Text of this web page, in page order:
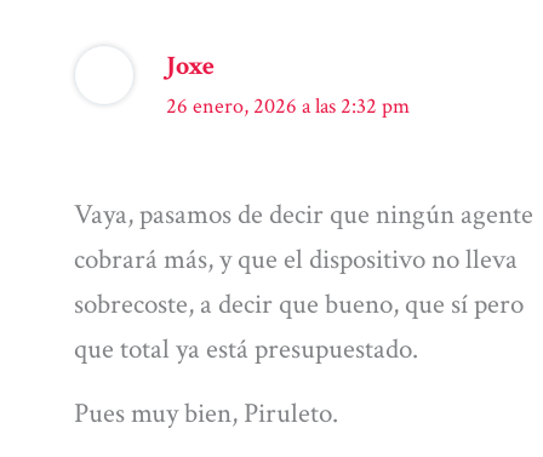
Joxe
26 enero, 2026 a las 2:32 pm
Vaya, pasamos de decir que ningún agente
cobrará más, y que el dispositivo no lleva
sobrecoste, a decir que bueno, que sí pero
que total ya está presupuestado.
Pues muy bien, Piruleto.